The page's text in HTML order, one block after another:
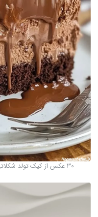
30 عکس از کیک تولد شکلاتی که هیچ کس نمی تواند از آن بگذرد